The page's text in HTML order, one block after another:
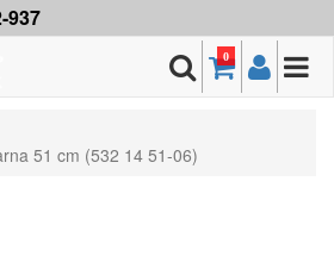
937
0
51 cm (532 14 51-06)